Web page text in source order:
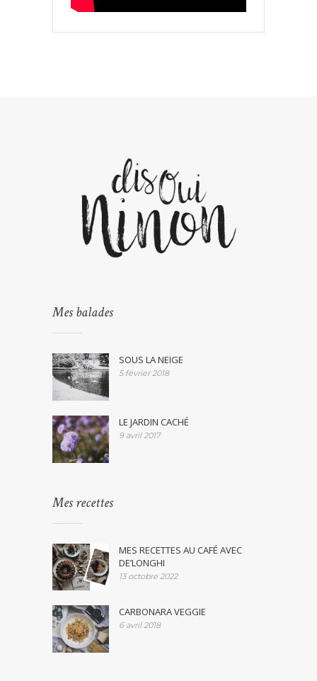
Mes balades
SOUS LA NEIGE
5 février 2018
LE JARDIN CACHÉ
9 avril 2017
Mes recettes
MES RECETTES AU CAFÉ AVEC
DE’LONGHI
13 octobre 2022
CARBONARA VEGGIE
6 avril 2018